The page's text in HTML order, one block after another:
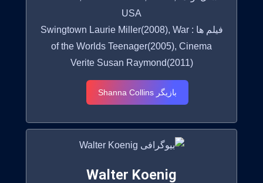
USA
فیلم ها : Swingtown Laurie Miller(2008), War
of the Worlds Teenager(2005), Cinema
Verite Susan Raymond(2011)
بازیگر Shanna Collins
Walter Koenig